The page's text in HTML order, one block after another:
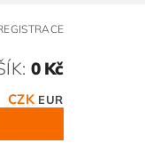
CZK EUR
0 Kč